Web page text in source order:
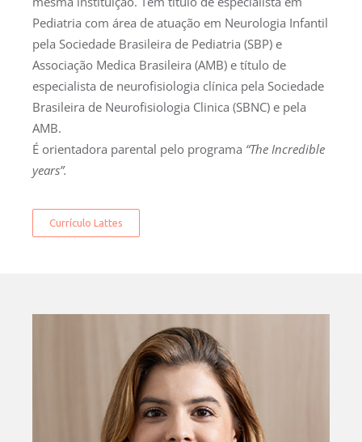
Pediatria com área de atuação em Neurologia Infantil
pela Sociedade Brasileira de Pediatria (SBP) e
Associação Medica Brasileira (AMB) e título de
especialista de neurofisiologia clínica pela Sociedade
Brasileira de Neurofisiologia Clinica (SBNC) e pela
AMB.
É orientadora parental pelo programa “The Incredible
years”.
Currículo Lattes